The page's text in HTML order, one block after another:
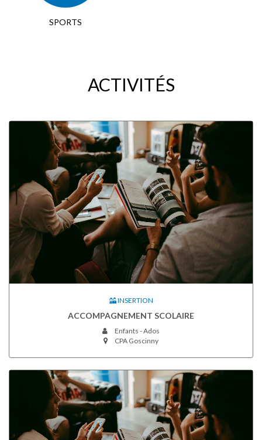
SPORTS
ACTIVITÉS
INSERTION
ACCOMPAGNEMENT SCOLAIRE
Enfants - Ados
CPA Goscinny